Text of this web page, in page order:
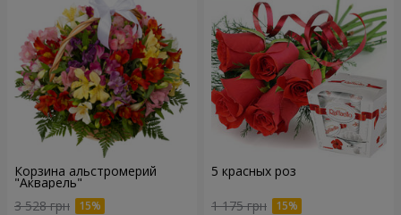
Корзина альстромерий
"Акварель"
3 528 грн
5 красных роз
1 175 грн